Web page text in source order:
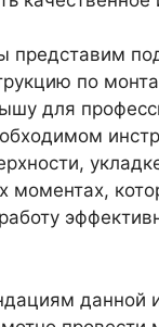
представим
по
для
моментах,
данной